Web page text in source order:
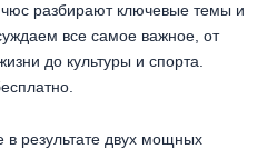
разбирают ключевые темы и
все самое важное, от
до культуры и спорта.
в результате двух мощных